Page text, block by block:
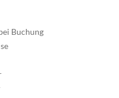
Buchung